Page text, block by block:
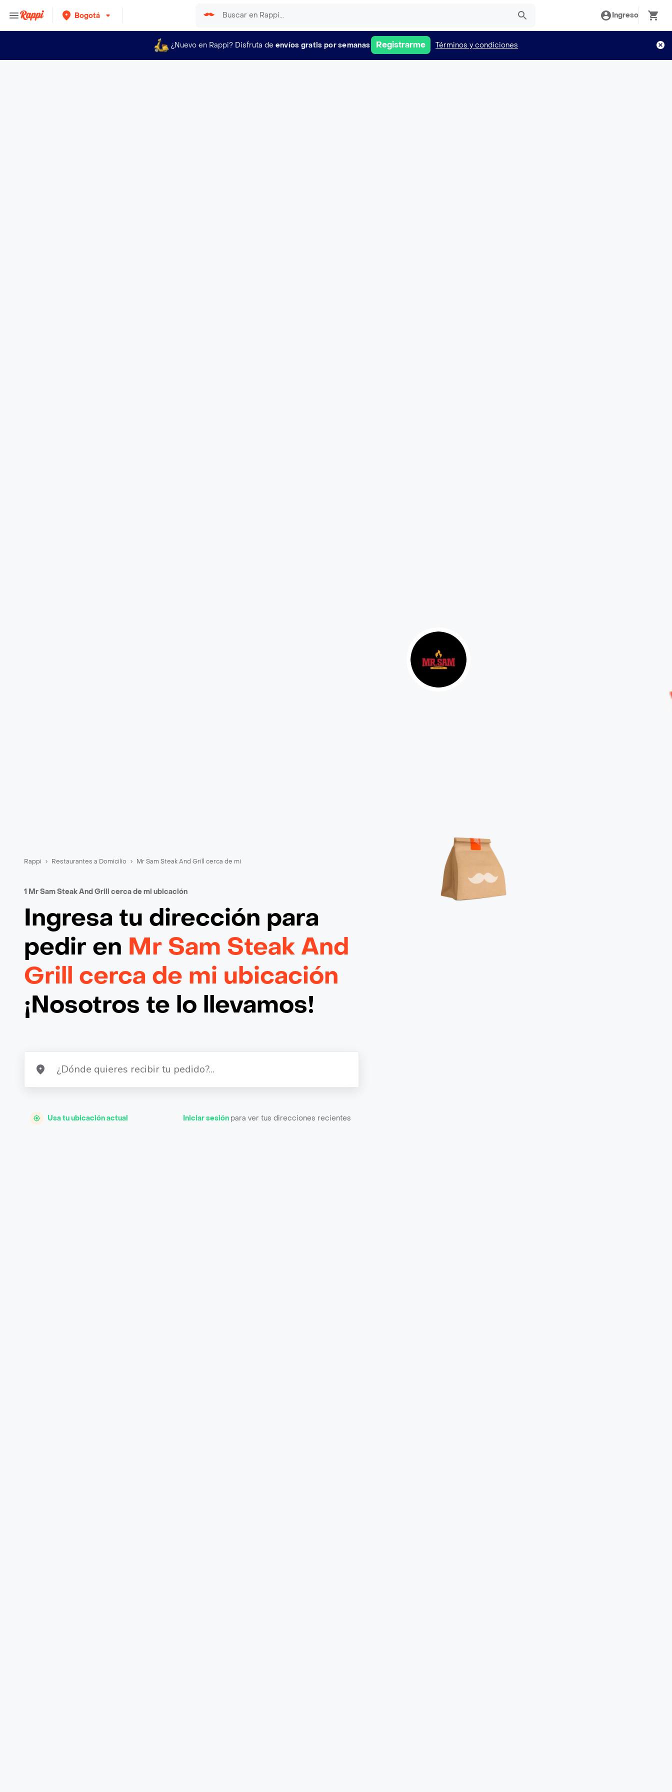
Bogotá Ingreso
¿Nuevo en Rappi? Disfruta de envíos gratis por semanas Registrarme Términos y condiciones
Rappi Restaurantes a Domicilio Mr Sam Steak And Grill cerca de mi
1 Mr Sam Steak And Grill cerca de mi ubicación
Ingresa tu dirección para
pedir en Mr Sam Steak And
Grill cerca de mi ubicación
¡Nosotros te lo llevamos!
Usa tu ubicación actual Iniciar sesión para ver tus direcciones recientes